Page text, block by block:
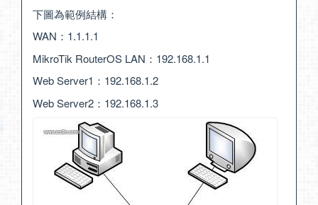
下圖為範例結構：
WAN：1.1.1.1
MikroTik RouterOS LAN：192.168.1.1
Web Server1：192.168.1.2
Web Server2：192.168.1.3